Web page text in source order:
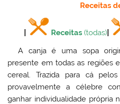
Receitas
Receitas (todas)|
A canja é uma sopa
presente em todas as regiões
cereal. Trazida para cá
provavelmente a célebre
ganhar individualidade própria